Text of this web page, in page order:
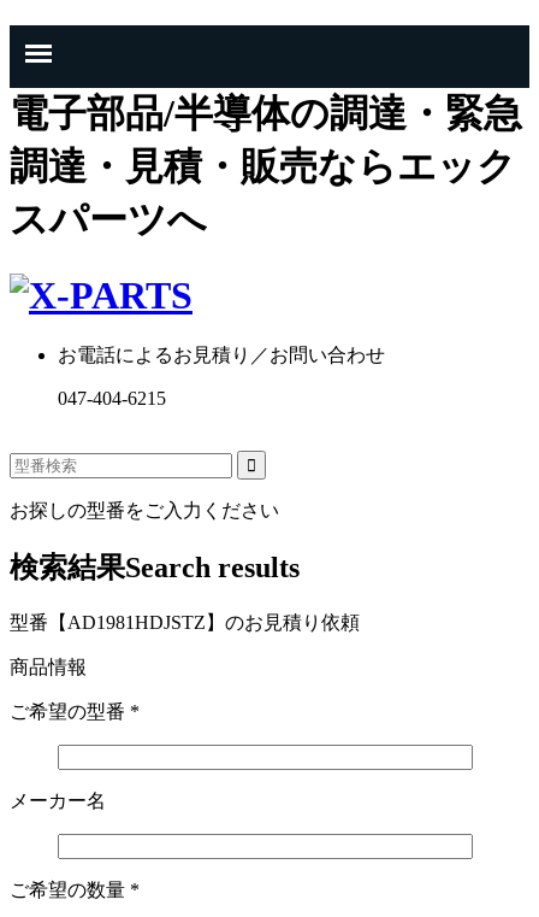
電子部品/半導体の調達・緊急
調達・見積・販売ならエック
スパーツへ
お電話によるお見積り／お問い合わせ
047-404-6215
お探しの型番をご入力ください
検索結果Search results
型番【AD1981HDJSTZ】のお見積り依頼
商品情報
ご希望の型番 *
メーカー名
ご希望の数量 *